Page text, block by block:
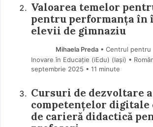
Valoarea temelor
pentru performanța în
elevii de gimnaziu
Mihaela Preda• Centrul pentru
Inovare în Educație (iEdu) (Iaşi) •
septembrie 2025 • 11 minute
Cursuri de dezvoltare a
competențelor digitale
de carieră didactică